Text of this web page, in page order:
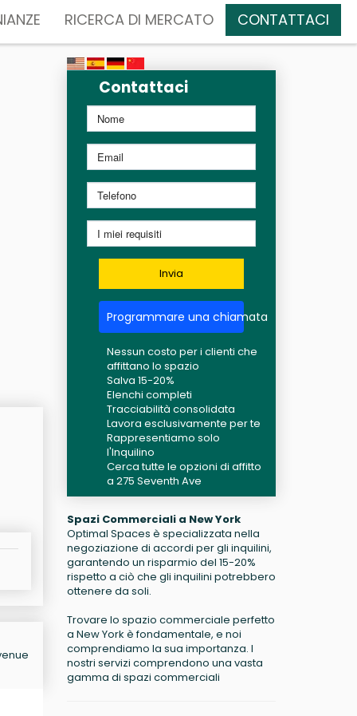
RICERCA DI MERCATO CONTATTACI
Contattaci
Invia
Programmare una chiamata
Nessun costo per i clienti che
affittano lo spazio
Salva 15-20%
Elenchi completi
Tracciabilità consolidata
Lavora esclusivamente per te
Rappresentiamo solo
l'Inquilino
Cerca tutte le opzioni di affitto
a 275 Seventh Ave
Spazi Commerciali a New York
Optimal Spaces è specializzata nella
negoziazione di accordi per gli inquilini,
garantendo un risparmio del 15-20%
rispetto a ciò che gli inquilini potrebbero
ottenere da soli.
Trovare lo spazio commerciale perfetto
a New York è fondamentale, e noi
comprendiamo la sua importanza. I
nostri servizi comprendono una vasta
gamma di spazi commerciali